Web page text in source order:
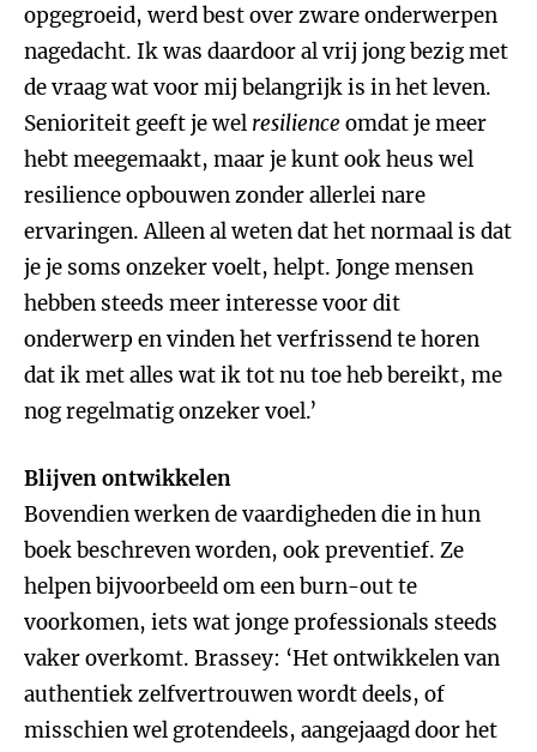
opgegroeid, werd best over zware onderwerpen
nagedacht. Ik was daardoor al vrij jong bezig met
de vraag wat voor mij belangrijk is in het leven.
Senioriteit geeft je wel resilience omdat je meer
hebt meegemaakt, maar je kunt ook heus wel
resilience opbouwen zonder allerlei nare
ervaringen. Alleen al weten dat het normaal is dat
je je soms onzeker voelt, helpt. Jonge mensen
hebben steeds meer interesse voor dit
onderwerp en vinden het verfrissend te horen
dat ik met alles wat ik tot nu toe heb bereikt, me
nog regelmatig onzeker voel.’
Blijven ontwikkelen
Bovendien werken de vaardigheden die in hun
boek beschreven worden, ook preventief. Ze
helpen bijvoorbeeld om een burn-out te
voorkomen, iets wat jonge professionals steeds
vaker overkomt. Brassey: ‘Het ontwikkelen van
authentiek zelfvertrouwen wordt deels, of
misschien wel grotendeels, aangejaagd door het